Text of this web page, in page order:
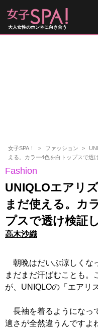
大人女性のホンネに向き合う
女子SPA！ ファッション
える。カラー4色を白トップスで透
Fashion
UNIQLOエアリ
まだ使える。カ
プスで透け検証
高木沙織
朝晩はだいぶ涼しくな
まだまだ汗ばむことも。
が、UNIQLOの「エアリ
長袖を着るようになっ
適さが全然違うんですよ